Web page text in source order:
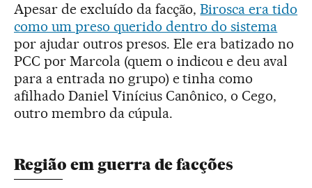
Apesar de excluído da facção,Birosca era tido
como um preso querido dentro do sistema
por ajudar outros presos. Ele era batizado no
PCC por Marcola (quem o indicou e deu aval
para a entrada no grupo) e tinha como
afilhado Daniel Vinícius Canônico, o Cego,
outro membro da cúpula.
Região em guerra de facções